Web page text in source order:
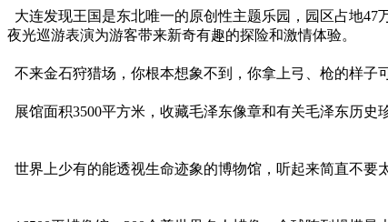
大连发现王国是东北唯一的原创性主题乐园，园区占地
夜光巡游表演为游客带来新奇有趣的探险和激情体验。
不来金石狩猎场，你根本想象不到，你拿上弓、枪的样子
展馆面积3500平方米，收藏毛泽东像章和有关毛泽东历史
世界上少有的能透视生命迹象的博物馆，听起来简直不要